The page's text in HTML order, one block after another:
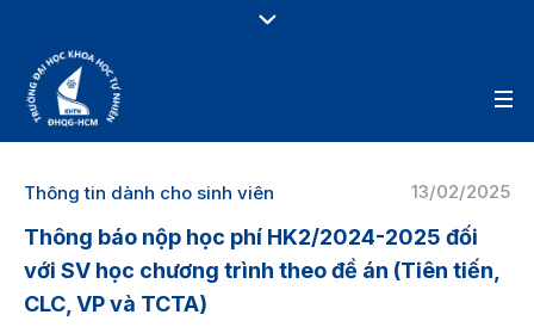
13/02/2025
Thông tin dành cho sinh viên
Thông báo nộp học phí HK2/2024-2025 đối
với SV học chương trình theo đề án (Tiên tiến,
CLC, VP và TCTA)